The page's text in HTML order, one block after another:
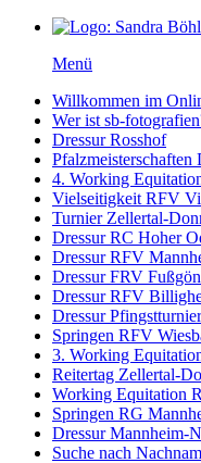
Menü
Willkommen im
Wer ist sb-
Dressur Rosshof
4. Working
Vielseitigkeit RFV
Turnier Zellertal-
Dressur RC Hoher
Dressur RFV
Dressur FRV
Dressur RFV
Dressur
Springen RFV
3. Working
Reitertag Zellertal-
Working Equitation
Springen RG
Dressur Mannheim-
Suche nach